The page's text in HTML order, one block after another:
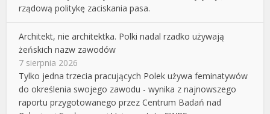
rządową politykę zaciskania pasa.
Architekt, nie architektka. Polki nadal rzadko używają
żeńskich nazw zawodów
7 sierpnia 2026
Tylko jedna trzecia pracujących Polek używa feminatywów
do określenia swojego zawodu - wynika z najnowszego
raportu przygotowanego przez Centrum Badań nad